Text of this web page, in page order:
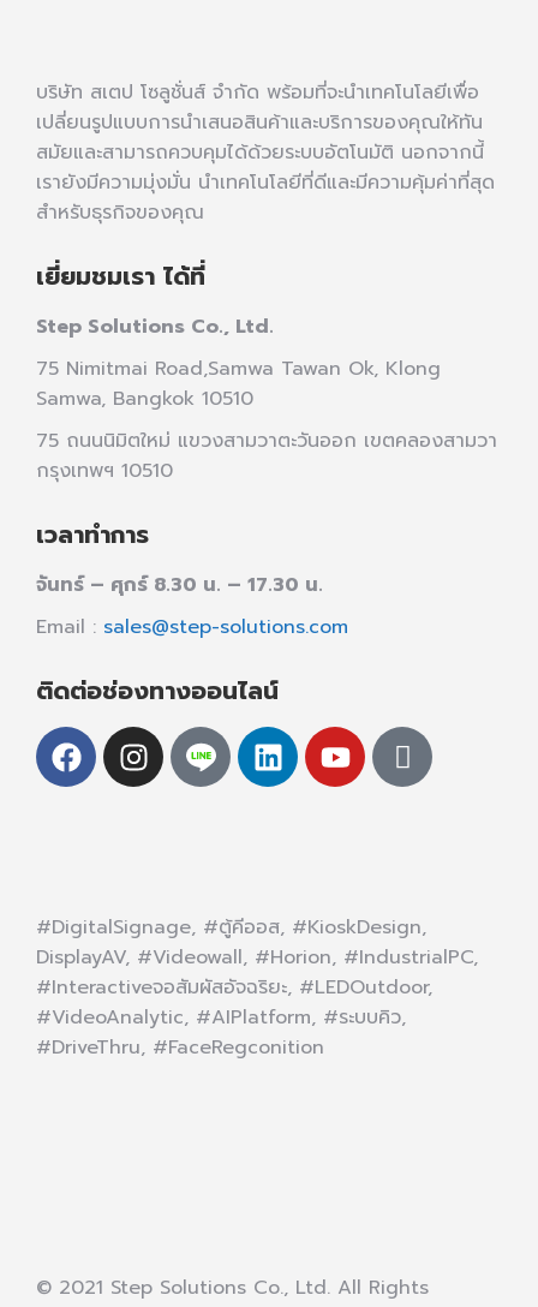
บริษัท สเตป โซลูชั่นส์ จำกัด พร้อมที่จะนำเทคโนโลยีเพื่อ
เปลี่ยนรูปแบบการนำเสนอสินค้าและบริการของคุณให้ทัน
สมัยและสามารถควบคุมได้ด้วยระบบอัตโนมัติ นอกจากนี้
เรายังมีความมุ่งมั่น นำเทคโนโลยีที่ดีและมีความคุ้มค่าที่สุด
สำหรับธุรกิจของคุณ
เยี่ยมชมเรา ได้ที่
Step Solutions Co., Ltd.
75 Nimitmai Road,Samwa Tawan Ok, Klong
Samwa, Bangkok 10510
75 ถนนนิมิตใหม่ แขวงสามวาตะวันออก เขตคลองสามวา
กรุงเทพฯ 10510
เวลาทำการ
จันทร์ – ศุกร์ 8.30 น. – 17.30 น.
Email : sales@step-solutions.com
ติดต่อช่องทางออนไลน์
#DigitalSignage, #ตู้คีออส, #KioskDesign,
DisplayAV, #Videowall, #Horion, #IndustrialPC,
#Interactiveจอสัมผัสอัจฉริยะ, #LEDOutdoor,
#VideoAnalytic, #AIPlatform, #ระบบคิว,
#DriveThru, #FaceRegconition
© 2021 Step Solutions Co., Ltd. All Rights